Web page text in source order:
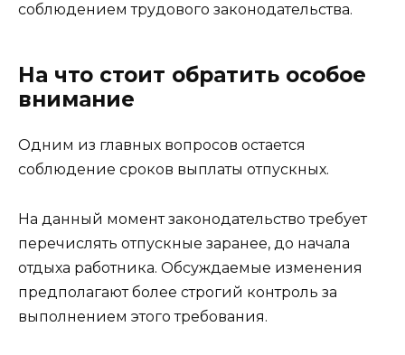
соблюдением трудового законодательства.
На что стоит обратить особое
внимание
Одним из главных вопросов остается
соблюдение сроков выплаты отпускных.
На данный момент законодательство требует
перечислять отпускные заранее, до начала
отдыха работника. Обсуждаемые изменения
предполагают более строгий контроль за
выполнением этого требования.